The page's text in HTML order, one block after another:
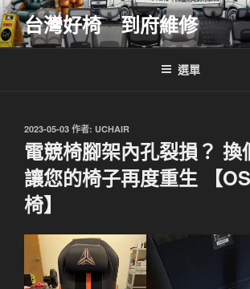
跳
至
主
台灣好椅 到府維修
選單
發
佈
於
2023-05-03 作者: UCHAIR
電競椅腳架內孔裂損？ 換
讓您的椅子再度重生 【
椅】